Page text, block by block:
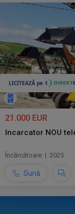
21.000 EUR
Incarcator NOU
Încărcătoare | 2025
Sună